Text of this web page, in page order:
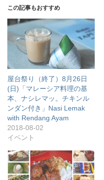
この記事もおすすめ
屋台祭り（終了）8月26日
(日)「マレーシア料理の基
本、ナシレマッ。チキンル
ンダン付き」Nasi Lemak
with Rendang Ayam
2018-08-02
イベント